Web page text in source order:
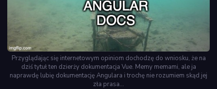
Przyglądając się internetowym opiniom dochodzę do wniosku, że na
dziś tytuł ten dzierży dokumentacja Vue. Memy memami, ale ja
naprawdę lubię dokumentację Angulara i trochę nie rozumiem skąd jej
zła prasa…